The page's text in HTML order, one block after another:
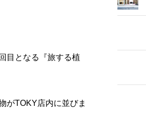
目となる『旅する植
がTOKY店内に並びま